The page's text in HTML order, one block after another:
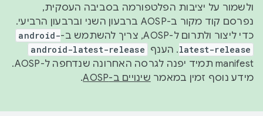
ולשמור על יציבות הפלטפורמה בסביבה העסקית,
נפרסם קוד מקור ב-AOSP ברבעון השני וברבעון הרביעי.
כדי ליצור ולתרום ל-AOSP, צריך להשתמש ב-
android-
latest-release. הענף android-latest-release
manifest תמיד יפנה לגרסה האחרונה שנדחפה ל-AOSP.
מידע נוסף זמין במאמר שינויים ב-AOSP .